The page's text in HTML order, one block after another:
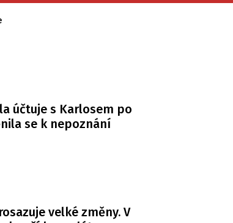
účtuje s Karlosem po
se k nepoznání
velké změny. V